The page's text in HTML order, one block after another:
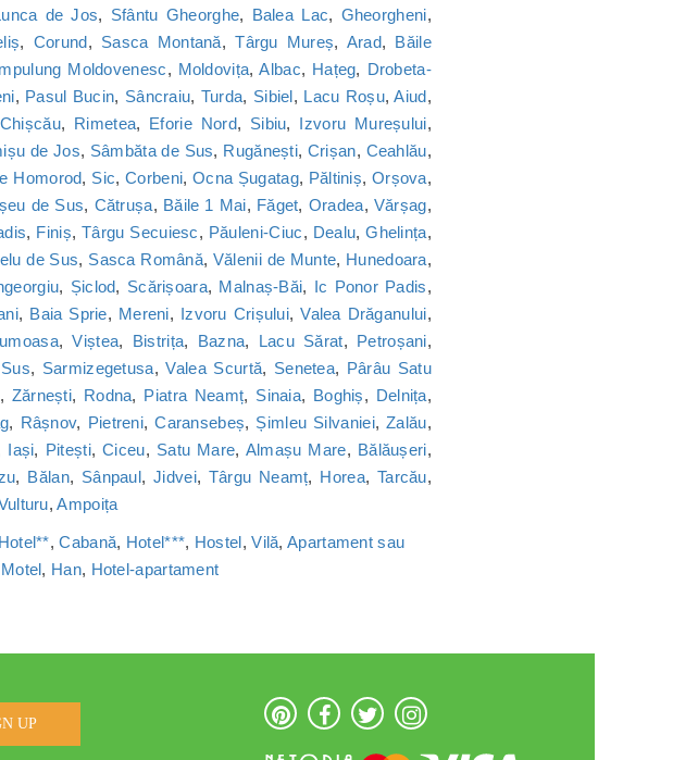
de Jos, Sfântu Gheorghe, Balea Lac, Gheorgheni,
, Corund, Sasca Montană,Târgu Mureș, Arad, Băile
Moldovenesc, Moldovița,Albac, Hațeg, Drobeta-
, Pasul Bucin, Sâncraiu, Turda, Sibiel, Lacu Roșu,Aiud,
Chișcău, Rimetea, Eforie Nord, Sibiu, Izvoru Mureșului,
de Jos, Sâmbăta de Sus, Rugănești, Crișan, Ceahlău,
Homorod, Sic,Corbeni, Ocna Șugatag, Păltiniș, Orșova,
de Sus, Cătrușa, Băile 1 Mai, Făget, Oradea, Vărșag,
, Finiș,Târgu Secuiesc, Păuleni-Ciuc, Dealu,Ghelința,
de Sus, Sasca Română, Vălenii de Munte, Hunedoara,
, Șiclod, Scărișoara, Malnaș-Băi, Ic Ponor Padis,
, Baia Sprie, Mereni, Izvoru Crișului,Valea Drăganului,
,Viștea, Bistrița, Bazna, Lacu Sărat, Petroșani,
, Sarmizegetusa,Valea Scurtă, Senetea, Pârâu Satu
, Zărnești, Rodna, Piatra Neamț, Sinaia, Boghiș, Delnița,
, Râșnov, Pietreni,Caransebeș, Șimleu Silvaniei,Zalău,
Iași, Pitești,Ciceu, Satu Mare, Almașu Mare, Bălăușeri,
, Bălan, Sânpaul, Jidvei, Târgu Neamț, Horea, Tarcău,
,Ampoița
Hotel**,Cabană, Hotel***, Hostel,Vilă,Apartament sau
Motel, Han, Hotel-apartament
UP